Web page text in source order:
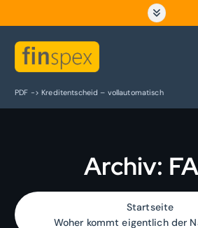
PDF -> Kreditentscheid – vollautomatisch
Archiv:
Startseite
Woher kommt eigentlich der